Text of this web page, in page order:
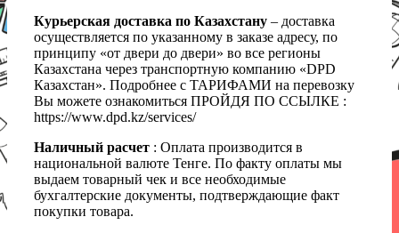
Курьерская доставка по Казахстану – доставка
осуществляется по указанному в заказе адресу, по
принципу «от двери до двери» во все регионы
Казахстана через транспортную компанию «DPD
Казахстан». Подробнее с ТАРИФАМИ на перевозку
Вы можете ознакомиться ПРОЙДЯ ПО ССЫЛКЕ :
https://www.dpd.kz/services/
Наличный расчет : Оплата производится в
национальной валюте Тенге. По факту оплаты мы
выдаем товарный чек и все необходимые
бухгалтерские документы, подтверждающие факт
покупки товара.